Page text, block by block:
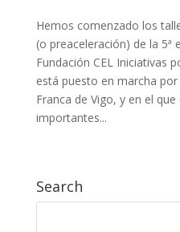
Hemos comenzado los
(o preaceleración) de la 5ª
Fundación CEL Iniciativas
está puesto en marcha
Franca de Vigo, y en el
importantes...
Search